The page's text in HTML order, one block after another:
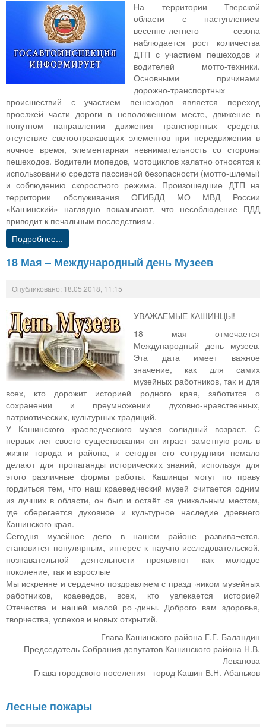
На территории Тверской
области с наступлением
весенне-летнего сезона
наблюдается рост количества
ДТП с участием пешеходов и
водителей мотто-техники.
Основными причинами
дорожно-транспортных
происшествий с участием пешеходов является переход
проезжей части дороги в неположенном месте, движение в
попутном направлении движения транспортных средств,
отсутствие светоотражающих элементов при передвижении в
ночное время, элементарная невнимательность со стороны
пешеходов. Водители мопедов, мотоциклов халатно относятся к
использованию средств пассивной безопасности (мотто-шлемы)
и соблюдению скоростного режима. Произошедшие ДТП на
территории обслуживания ОГИБДД МО МВД России
«Кашинский» наглядно показывают, что несоблюдение ПДД
приводит к печальным последствиям.
Подробнее...
18 Мая – Международный день Музеев
Опубликовано: 18.05.2018, 11:15
УВАЖАЕМЫЕ КАШИНЦЫ!
18 мая отмечается
Международный день музеев.
Эта дата имеет важное
значение, как для самих
музейных работников, так и для
всех, кто дорожит историей родного края, заботится о
сохранении и преумножении духовно-нравственных,
патриотических, культурных традиций.
У Кашинского краеведческого музея солидный возраст. С
первых лет своего существования он играет заметную роль в
жизни города и района, и сегодня его сотрудники немало
делают для пропаганды исторических знаний, используя для
этого различные формы работы. Кашинцы могут по праву
гордиться тем, что наш краеведческий музей считается одним
из лучших в области, он был и остаёт¬ся уникальным местом,
где сберегается духовное и культурное наследие древнего
Кашинского края.
Сегодня музейное дело в нашем районе развива¬ется,
становится популярным, интерес к научно-исследовательской,
познавательной деятельности проявляют как молодое
поколение, так и взрослые
Мы искренне и сердечно поздравляем с празд¬ником музейных
работников, краеведов, всех, кто увлекается историей
Отечества и нашей малой ро¬дины. Доброго вам здоровья,
творчества, успехов и новых открытий.
Глава Кашинского района Г.Г. Баландин
Председатель Собрания депутатов Кашинского района Н.В.
Леванова
Глава городского поселения - город Кашин В.Н. Абаньков
Лесные пожары